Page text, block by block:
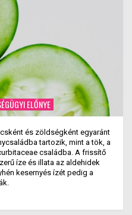
ELŐNYE
és zöldségként egyaránt
tartozik, mint a tök, a
családba. A frissítő
íze és illata az aldehidek
kesernyés ízét pedig a